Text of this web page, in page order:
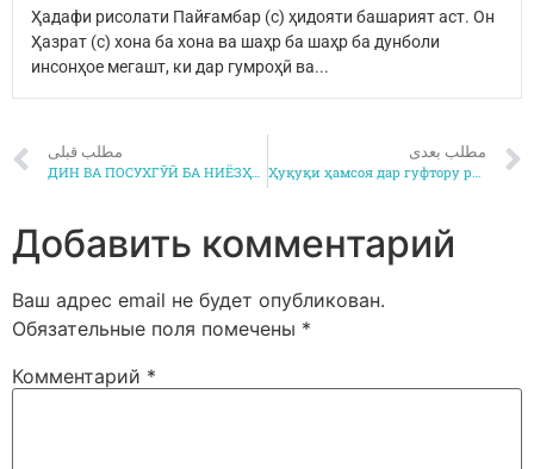
Ҳадафи рисолати Пайғамбар (с) ҳидояти башарият аст. Он
Ҳазрат (с) хона ба хона ва шаҳр ба шаҳр ба дунболи
инсонҳое мегашт, ки дар гумроҳӣ ва...
مطلب قبلی مطلب بعدی
Добавить комментарий
Ваш адрес email не будет опубликован.
Обязательные поля помечены *
Комментарий *